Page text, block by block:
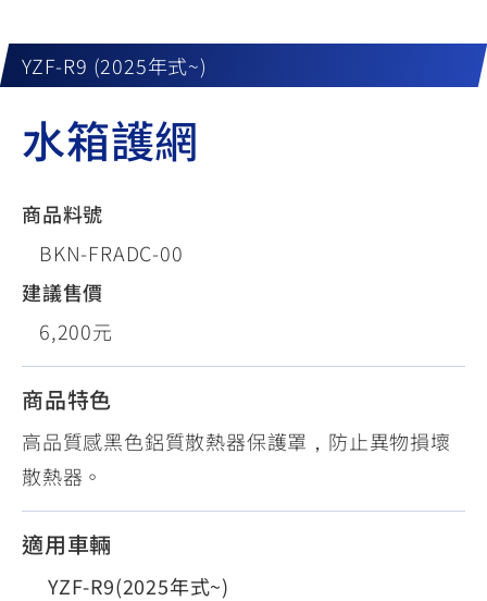
YZF-R9 (2025年式~)
水箱護網
商品料號
BKN-FRADC-00
建議售價
6,200元
商品特色
高品質感黑色鋁質散熱器保護罩，防止異物損壞
散熱器。
適用車輛
YZF-R9(2025年式~)